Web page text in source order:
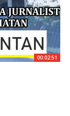
00:02:51